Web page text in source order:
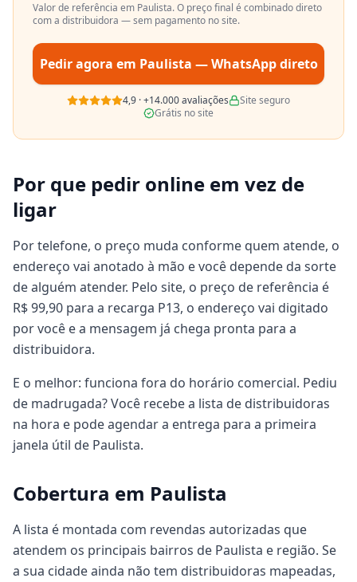
Valor de referência em Paulista. O preço final é combinado direto
com a distribuidora — sem pagamento no site.
Pedir agora em Paulista — WhatsApp direto
4,9 ·+14.000avaliações
Site seguro
Grátis no site
Por que pedir online em vez de
ligar
Por telefone, o preço muda conforme quem atende, o
endereço vai anotado à mão e você depende da sorte
de alguém atender. Pelo site, o preço de referência é
R$ 99,90 para a recarga P13, o endereço vai digitado
por você e a mensagem já chega pronta para a
distribuidora.
E o melhor: funciona fora do horário comercial. Pediu
de madrugada? Você recebe a lista de distribuidoras
na hora e pode agendar a entrega para a primeira
janela útil de Paulista.
Cobertura em Paulista
A lista é montada com revendas autorizadas que
atendem os principais bairros de Paulista e região. Se
a sua cidade ainda não tem distribuidoras mapeadas,